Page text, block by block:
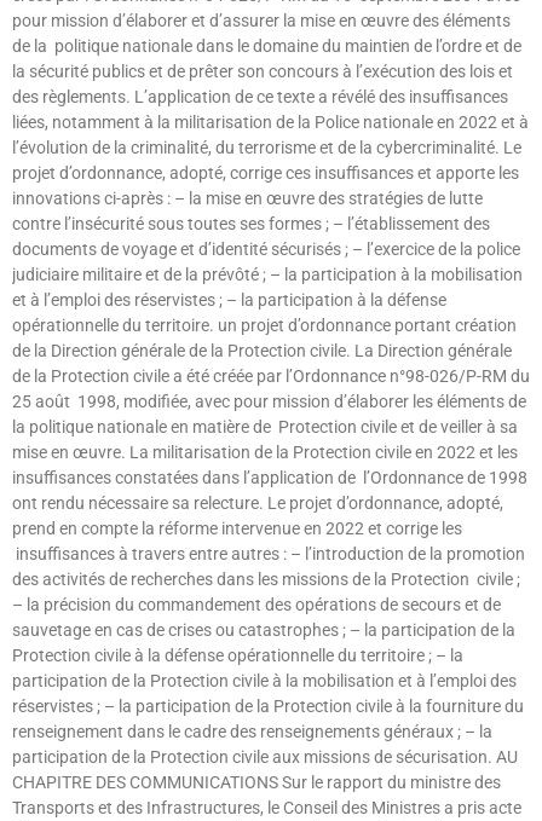
pour mission d’élaborer et d’assurer la mise en œuvre des éléments
de la politique nationale dans le domaine du maintien de l’ordre et de
la sécurité publics et de prêter son concours à l’exécution des lois et
des règlements. L’application de ce texte a révélé des insuffisances
liées, notamment à la militarisation de la Police nationale en 2022 et à
l’évolution de la criminalité, du terrorisme et de la cybercriminalité. Le
projet d’ordonnance, adopté, corrige ces insuffisances et apporte les
innovations ci-après : – la mise en œuvre des stratégies de lutte
contre l’insécurité sous toutes ses formes ; – l’établissement des
documents de voyage et d’identité sécurisés ; – l’exercice de la police
judiciaire militaire et de la prévôté ; – la participation à la mobilisation
et à l’emploi des réservistes ; – la participation à la défense
opérationnelle du territoire. un projet d’ordonnance portant création
de la Direction générale de la Protection civile. La Direction générale
de la Protection civile a été créée par l’Ordonnance n°98-026/P-RM du
25 août 1998, modifiée, avec pour mission d’élaborer les éléments de
la politique nationale en matière de Protection civile et de veiller à sa
mise en œuvre. La militarisation de la Protection civile en 2022 et les
insuffisances constatées dans l’application de l’Ordonnance de 1998
ont rendu nécessaire sa relecture. Le projet d’ordonnance, adopté,
prend en compte la réforme intervenue en 2022 et corrige les
insuffisances à travers entre autres : – l’introduction de la promotion
des activités de recherches dans les missions de la Protection civile ;
– la précision du commandement des opérations de secours et de
sauvetage en cas de crises ou catastrophes ; – la participation de la
Protection civile à la défense opérationnelle du territoire ; – la
participation de la Protection civile à la mobilisation et à l’emploi des
réservistes ; – la participation de la Protection civile à la fourniture du
renseignement dans le cadre des renseignements généraux ; – la
participation de la Protection civile aux missions de sécurisation. AU
CHAPITRE DES COMMUNICATIONS Sur le rapport du ministre des
Transports et des Infrastructures, le Conseil des Ministres a pris acte